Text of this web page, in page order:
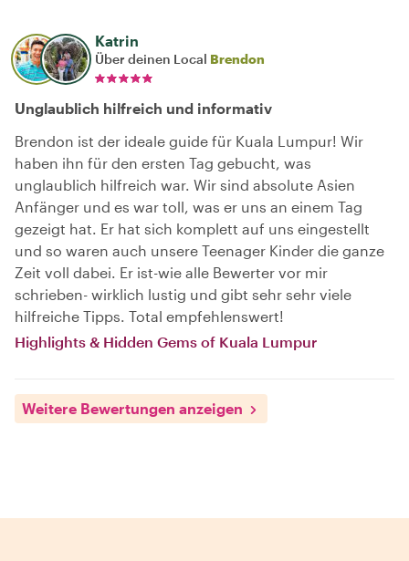
Katrin
Über deinen Local Brendon
Unglaublich hilfreich und informativ
Brendon ist der ideale guide für Kuala Lumpur! Wir
haben ihn für den ersten Tag gebucht, was
unglaublich hilfreich war. Wir sind absolute Asien
Anfänger und es war toll, was er uns an einem Tag
gezeigt hat. Er hat sich komplett auf uns eingestellt
und so waren auch unsere Teenager Kinder die ganze
Zeit voll dabei. Er ist-wie alle Bewerter vor mir
schrieben- wirklich lustig und gibt sehr sehr viele
hilfreiche Tipps. Total empfehlenswert!
Highlights & Hidden Gems of Kuala Lumpur
Weitere Bewertungen anzeigen